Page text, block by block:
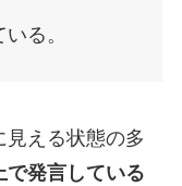
る。
える状態の多
で発言している